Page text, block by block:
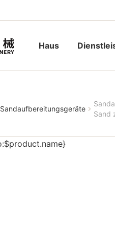
Haus
Sandaufbereitungsgeräte
Sand